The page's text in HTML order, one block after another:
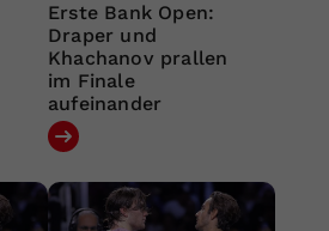
Erste Bank Open:
Draper und
Khachanov prallen
im Finale
aufeinander